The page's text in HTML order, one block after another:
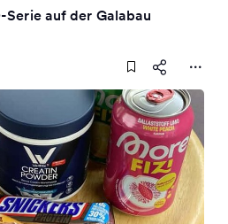
auf der Galabau